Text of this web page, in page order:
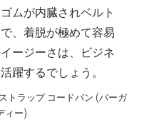
ムが内臓されベルト
、着脱が極めて容易
ージーさは、ビジネ
躍するでしょう。